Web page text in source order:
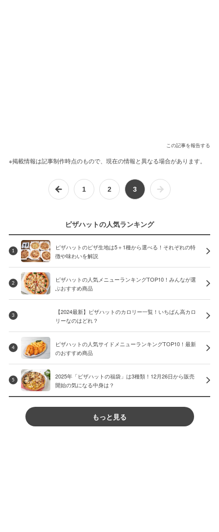
この記事を報告する
※掲載情報は記事制作時点のもので、現在の情報と異なる場合があります。
1 2 3
ピザハットの人気ランキング
1
ピザハットのピザ生地は5＋1種から選べる！それぞれの特
徴や味わいを解説
2
ピザハットの人気メニューランキングTOP10！みんなが選
ぶおすすめ商品
3
【2024最新】ピザハットのカロリー一覧！いちばん高カロ
リーなのはどれ？
4
ピザハットの人気サイドメニューランキングTOP10！最新
のおすすめ商品
5
2025年「ピザハットの福袋」は3種類！12月26日から販売
開始の気になる中身は？
もっと見る